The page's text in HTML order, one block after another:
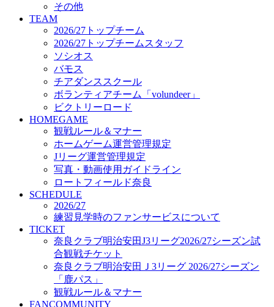
練習見学時のファンサービスについて
TICKET
奈良クラブ明治安田J3リーグ2026/27シーズン試
合観戦チケット
奈良クラブ明治安田Ｊ3リーグ 2026/27シーズン
「鹿パス」
観戦ルール＆マナー
FANCOMMUNITY
2026/27ファンコミュニティ
サポートショップ
GOODS
オフィシャルストア（実店舗）
オンラインストア
ACADEMY
アカデミーについて
プロジェクト
コーチ&スタッフ
ジュニア
ジュニアユース
ユース
練習拠点（ナラディーア）
SCHOOL
2026/27 パートナー企業
パートナー募集
その他
TEAM
2026/27トップチーム
2026/27トップチームスタッフ
ソシオス
バモス
チアダンススクール
ボランティアチーム「volundeer」
ビクトリーロード
HOMEGAME
観戦ルール＆マナー
ホームゲーム運営管理規定
Jリーグ運営管理規定
写真・動画使用ガイドライン
ロートフィールド奈良
SCHEDULE
2026/27
練習見学時のファンサービスについて
TICKET
奈良クラブ明治安田J3リーグ2026/27シーズン試
合観戦チケット
奈良クラブ明治安田Ｊ3リーグ 2026/27シーズン
「鹿パス」
観戦ルール＆マナー
FANCOMMUNITY